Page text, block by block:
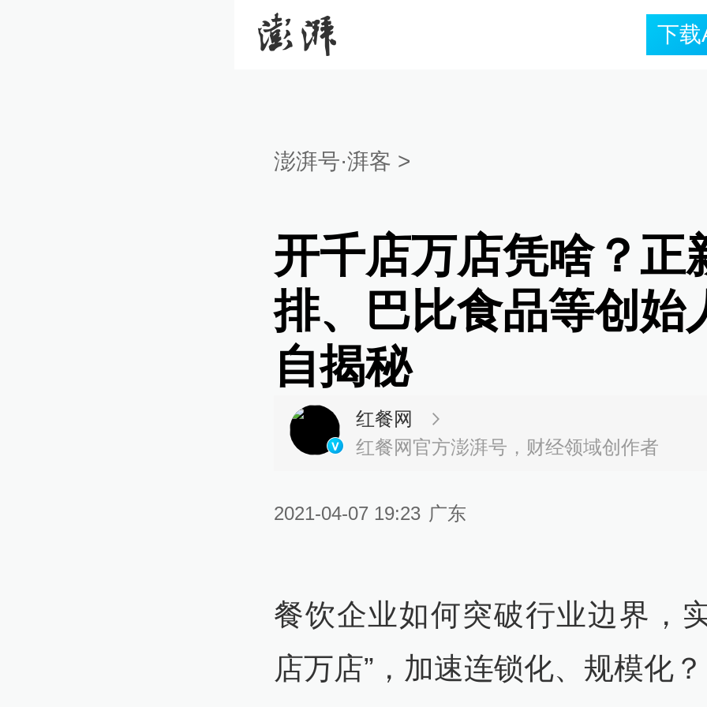
下载
澎湃号·湃客 >
开千店万店凭啥？正
排、巴比食品等创始
自揭秘
红餐网
红餐网官方澎湃号，财经领域创作者
2021-04-07 19:23 广东
餐饮企业如何突破行业边界，
店万店”，加速连锁化、规模化？